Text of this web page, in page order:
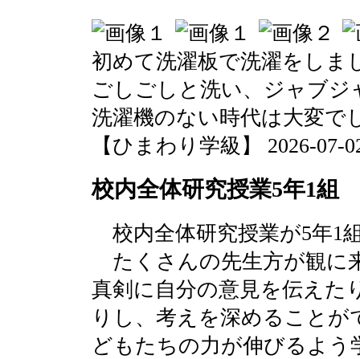
初めて洗濯板で洗濯をしま
ごしごしと洗い、ジャブ
洗濯機のない時代は大変で
【ひまわり学級】 2026-07-
校内全体研究授業5年1組
校内全体研究授業が5年1
たくさんの先生方が観に
真剣に自分の意見を伝えた
りし、考えを深めること
どもたちの力が伸びるよ